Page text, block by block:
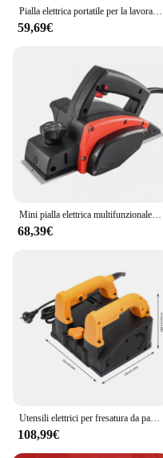
Pialla elettrica portatile per la lavorazione del legno a mano 800W a basso rumore con profondità di taglio regolabile per la levigatura del taglio del legno
59,69€
Mini pialla elettrica multifunzionale ad alta potenza Router elettrico Trimmer lavorazione del legno pialla strumenti pressa pialla utensile da taglio per legno
68,39€
108,99€